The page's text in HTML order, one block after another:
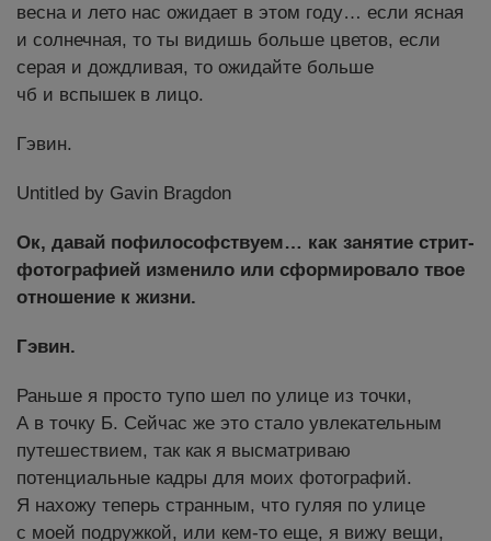
весна и лето нас ожидает в этом году… если ясная
и солнечная, то ты видишь больше цветов, если
серая и дождливая, то ожидайте больше
чб и вспышек в лицо.
Гэвин.
Untitled by Gavin Bragdon
Ок, давай пофилософствуем… как занятие стрит-
фотографией изменило или сформировало твое
отношение к жизни.
Гэвин.
Раньше я просто тупо шел по улице из точки,
А в точку Б. Сейчас же это стало увлекательным
путешествием, так как я высматриваю
потенциальные кадры для моих фотографий.
Я нахожу теперь странным, что гуляя по улице
с моей подружкой, или кем-то еще, я вижу вещи,